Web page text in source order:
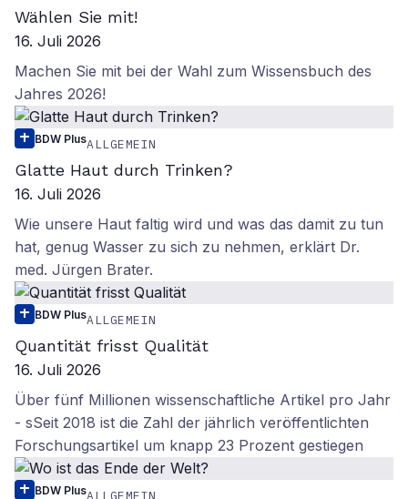
Wählen Sie mit!
16. Juli 2026
Machen Sie mit bei der Wahl zum Wissensbuch des
Jahres 2026!
BDW PlusALLGEMEIN
Glatte Haut durch Trinken?
16. Juli 2026
Wie unsere Haut faltig wird und was das damit zu tun
hat, genug Wasser zu sich zu nehmen, erklärt Dr.
med. Jürgen Brater.
BDW PlusALLGEMEIN
Quantität frisst Qualität
16. Juli 2026
Über fünf Millionen wissenschaftliche Artikel pro Jahr
- sSeit 2018 ist die Zahl der jährlich veröffentlichten
Forschungsartikel um knapp 23 Prozent gestiegen
BDW PlusALLGEMEIN